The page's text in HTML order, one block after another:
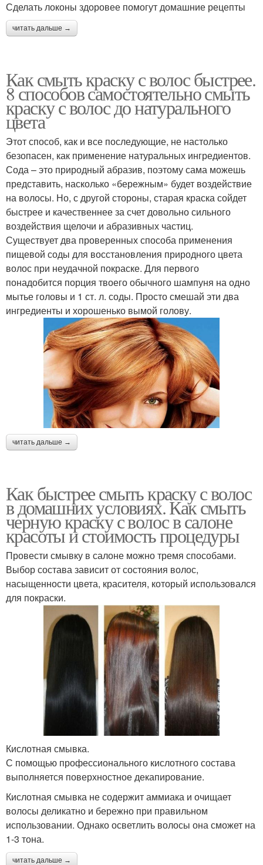
Сделать локоны здоровее помогут домашние рецепты
читать дальше →
Как смыть краску с волос быстрее.
8 способов самостоятельно смыть
краску с волос до натурального
цвета
Этот способ, как и все последующие, не настолько
безопасен, как применение натуральных ингредиентов.
Сода – это природный абразив, поэтому сама можешь
представить, насколько «бережным» будет воздействие
на волосы. Но, с другой стороны, старая краска сойдет
быстрее и качественнее за счет довольно сильного
воздействия щелочи и абразивных частиц.
Существует два проверенных способа применения
пищевой соды для восстановления природного цвета
волос при неудачной покраске. Для первого
понадобится порция твоего обычного шампуня на одно
мытье головы и 1 ст. л. соды. Просто смешай эти два
ингредиенты и хорошенько вымой голову.
читать дальше →
Как быстрее смыть краску с волос
в домашних условиях. Как смыть
черную краску с волос в салоне
красоты и стоимость процедуры
Провести смывку в салоне можно тремя способами.
Выбор состава зависит от состояния волос,
насыщенности цвета, красителя, который использовался
для покраски.
Кислотная смывка.
С помощью профессионального кислотного состава
выполняется поверхностное декапирование.
Кислотная смывка не содержит аммиака и очищает
волосы деликатно и бережно при правильном
использовании. Однако осветлить волосы она сможет на
1-3 тона.
читать дальше →